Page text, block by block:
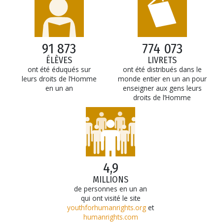
91 873
ÉLÈVES
ont été éduqués sur
leurs droits de l’Homme
en un an
774 073
LIVRETS
ont été distribués dans le
monde entier en un an pour
enseigner aux gens leurs
droits de l’Homme
4,9
MILLIONS
de personnes en un an
qui ont visité le site
youthforhumanrights.org et
humanrights.com